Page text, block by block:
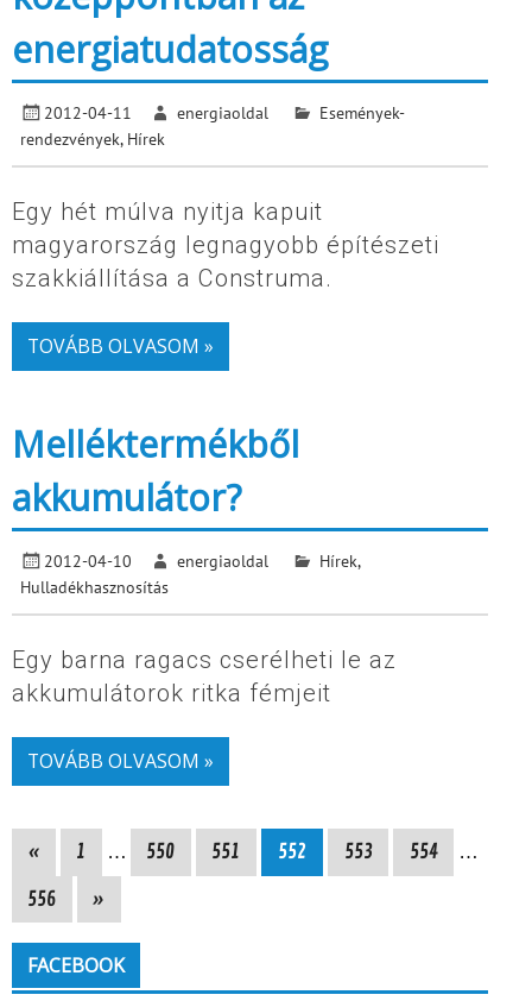
energiatudatosság
2012-04-11 energiaoldal
Események-
rendezvények, Hírek
Egy hét múlva nyitja kapuit
magyarország legnagyobb építészeti
szakkiállítása a Construma.
TOVÁBB OLVASOM »
Melléktermékből
akkumulátor?
2012-04-10 energiaoldal Hírek,
Hulladékhasznosítás
Egy barna ragacs cserélheti le az
akkumulátorok ritka fémjeit
TOVÁBB OLVASOM »
« 1 … 550 551 552 553 554
…
556
»
FACEBOOK